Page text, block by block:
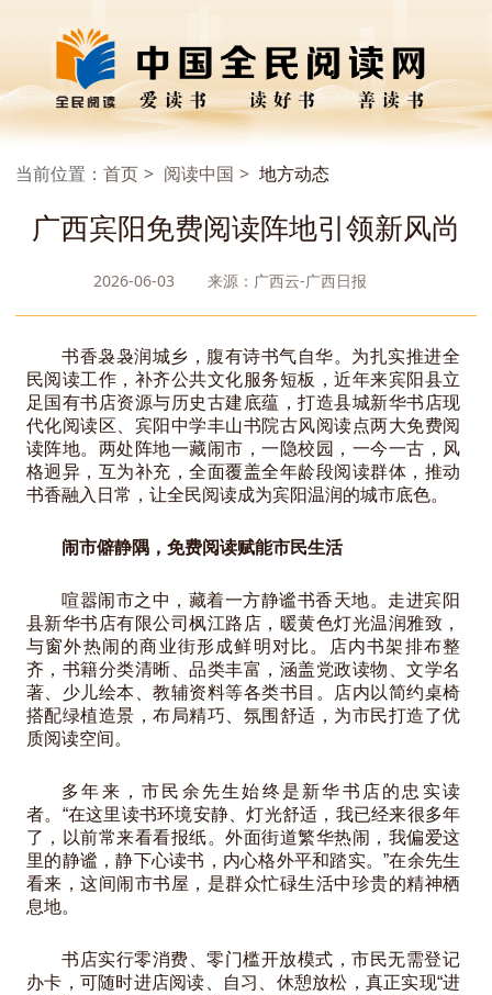
当前位置： 首页 阅读中国 地方动态
广西宾阳免费阅读阵地引领新风尚
2026-06-03 来源：广西云-广西日报
书香袅袅润城乡，腹有诗书气自华。为扎实推进全
民阅读工作，补齐公共文化服务短板，近年来宾阳县立
足国有书店资源与历史古建底蕴，打造县城新华书店现
代化阅读区、宾阳中学丰山书院古风阅读点两大免费阅
读阵地。两处阵地一藏闹市，一隐校园，一今一古，风
格迥异，互为补充，全面覆盖全年龄段阅读群体，推动
书香融入日常，让全民阅读成为宾阳温润的城市底色。
闹市僻静隅，免费阅读赋能市民生活
喧嚣闹市之中，藏着一方静谧书香天地。走进宾阳
县新华书店有限公司枫江路店，暖黄色灯光温润雅致，
与窗外热闹的商业街形成鲜明对比。店内书架排布整
齐，书籍分类清晰、品类丰富，涵盖党政读物、文学名
著、少儿绘本、教辅资料等各类书目。店内以简约桌椅
搭配绿植造景，布局精巧、氛围舒适，为市民打造了优
质阅读空间。
多年来，市民余先生始终是新华书店的忠实读
者。“在这里读书环境安静、灯光舒适，我已经来很多年
了，以前常来看看报纸。外面街道繁华热闹，我偏爱这
里的静谧，静下心读书，内心格外平和踏实。”在余先生
看来，这间闹市书屋，是群众忙碌生活中珍贵的精神栖
息地。
书店实行零消费、零门槛开放模式，市民无需登记
办卡，可随时进店阅读、自习、休憩放松，真正实现“进